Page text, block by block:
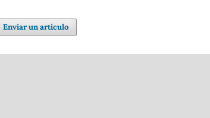
Enviar un artículo